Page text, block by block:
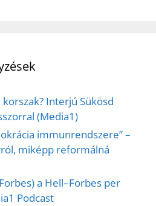
Interjú Sükösd
(Media1)
immunrendszere” –
miképp reformálná
a Hell–Forbes per
Podcast